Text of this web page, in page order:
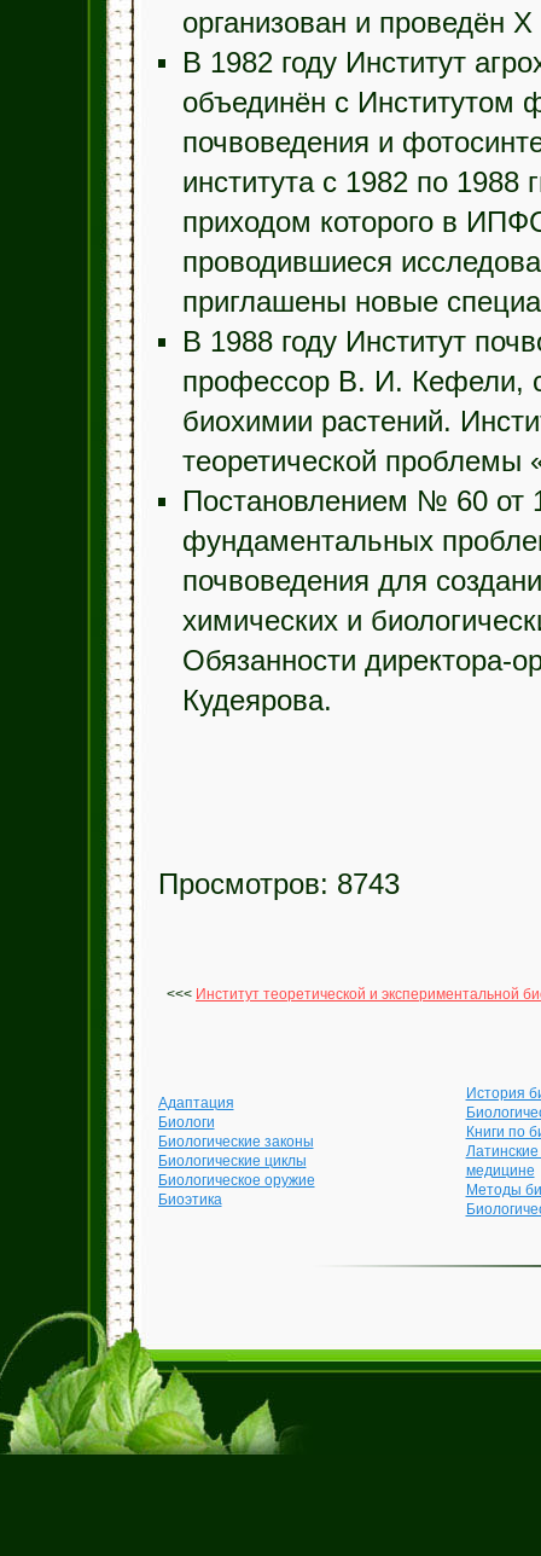
организован и проведён
В 1982 году Институт
объединён с Институтом
почвоведения и
института с 1982 по
приходом которого в
проводившиеся
приглашены новые
В 1988 году Институт
профессор В. И. Кефели,
биохимии растений.
теоретической проблемы
Постановлением № 60 от
фундаментальных
почвоведения для
химических и
Обязанности директора-
Кудеярова.
Просмотров: 8743
<<< Институт теоретической и экспериментальной
Адаптация
Биологи
Биологические законы
Биологические циклы
Биологическое оружие
Биоэтика
История
Книги по
медицине
Методы